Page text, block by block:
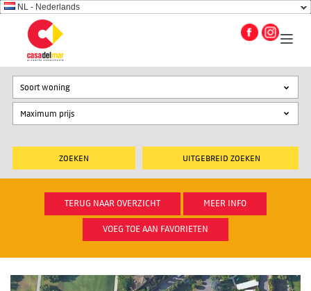
NL - Nederlands
UITGEBREID ZOEKEN
Soort woning
TERUG NAAR OVERZICHT MEER INFO
VOEG TOE AAN FAVORIETEN